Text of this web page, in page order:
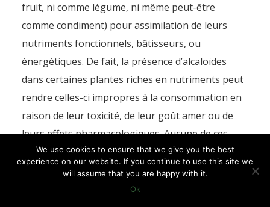
fruit, ni comme légume, ni même peut-être
comme condiment) pour assimilation de leurs
nutriments fonctionnels, bâtisseurs, ou
énergétiques. De fait, la présence d’alcaloïdes
dans certaines plantes riches en nutriments peut
rendre celles-ci impropres à la consommation en
raison de leur toxicité, de leur goût amer ou de
leurs effets pharmacologiques. Aucune de ces
raisons n’expliquent toutefois que les graines de
cannabis et de pavot, qui sont riches en
nutriments et exemptes d’alcaloïdes, n’aient pas
We use cookies to ensure that we give you the best
experience on our website. If you continue to use this site we
will assume that you are happy with it.
Ok